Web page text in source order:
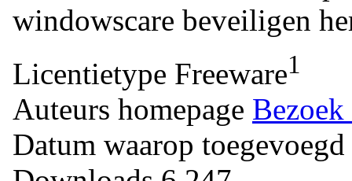
windowscare beveiligen
Licentietype Freeware1
Auteurs homepage
Datum waarop toegevoegd